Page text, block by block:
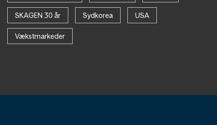
SKAGEN 30 år Sydkorea USA
Vækstmarkeder